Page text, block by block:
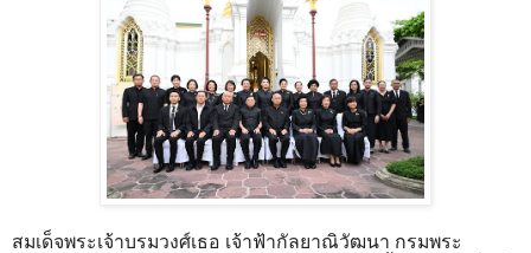
สมเด็จพระเจ้าบรมวงศ์เธอ เจ้าฟ้ากัลยาณิวัฒนา กรมพระ